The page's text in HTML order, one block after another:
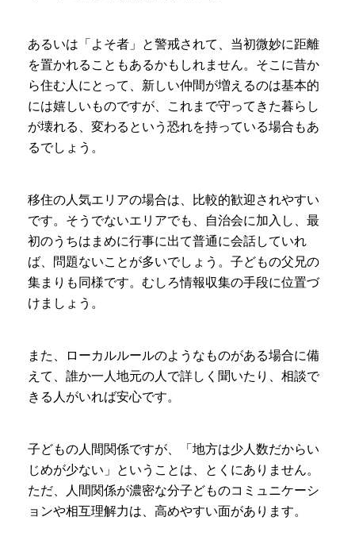
あるいは「よそ者」と警戒されて、当初微妙に距離
を置かれることもあるかもしれません。そこに昔か
ら住む人にとって、新しい仲間が増えるのは基本的
には嬉しいものですが、これまで守ってきた暮らし
が壊れる、変わるという恐れを持っている場合もあ
るでしょう。
移住の人気エリアの場合は、比較的歓迎されやすい
です。そうでないエリアでも、自治会に加入し、最
初のうちはまめに行事に出て普通に会話していれ
ば、問題ないことが多いでしょう。子どもの父兄の
集まりも同様です。むしろ情報収集の手段に位置づ
けましょう。
また、ローカルルールのようなものがある場合に備
えて、誰か一人地元の人で詳しく聞いたり、相談で
きる人がいれば安心です。
子どもの人間関係ですが、「地方は少人数だからい
じめが少ない」ということは、とくにありません。
ただ、人間関係が濃密な分子どものコミュニケーシ
ョンや相互理解力は、高めやすい面があります。